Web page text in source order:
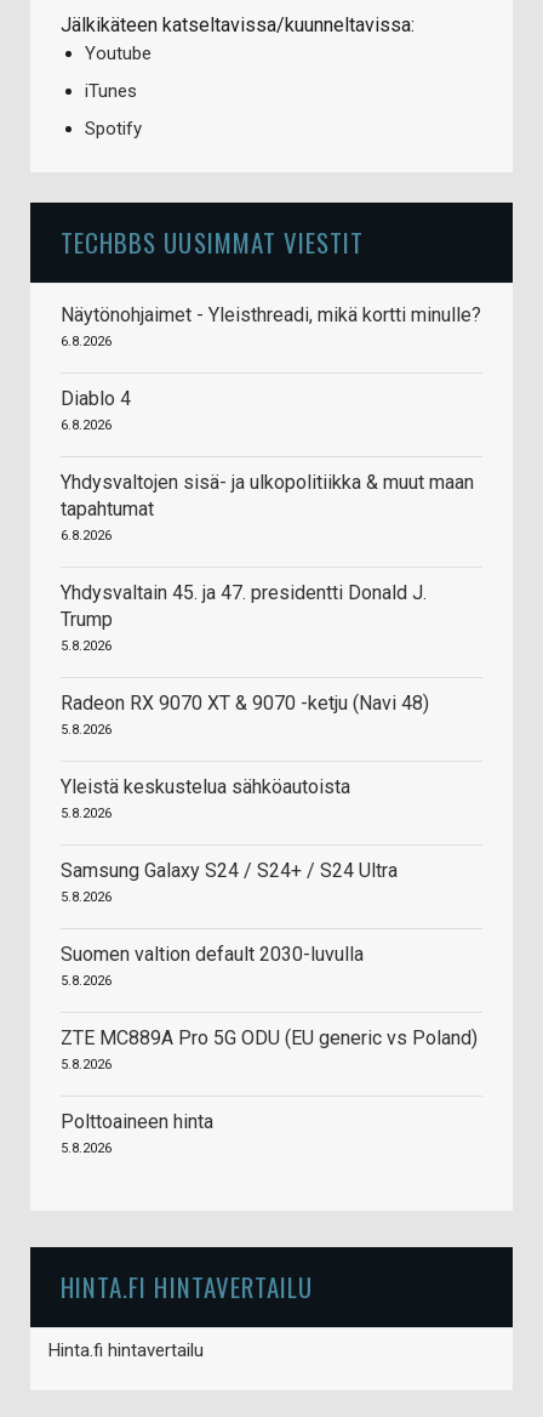
Jälkikäteen katseltavissa/kuunneltavissa:
Youtube
iTunes
Spotify
TECHBBS UUSIMMAT VIESTIT
Näytönohjaimet - Yleisthreadi, mikä kortti minulle?
6.8.2026
Diablo 4
6.8.2026
Yhdysvaltojen sisä- ja ulkopolitiikka & muut maan
tapahtumat
6.8.2026
Yhdysvaltain 45. ja 47. presidentti Donald J.
Trump
5.8.2026
Radeon RX 9070 XT & 9070 -ketju (Navi 48)
5.8.2026
Yleistä keskustelua sähköautoista
5.8.2026
Samsung Galaxy S24 / S24+ / S24 Ultra
5.8.2026
Suomen valtion default 2030-luvulla
5.8.2026
ZTE MC889A Pro 5G ODU (EU generic vs Poland)
5.8.2026
Polttoaineen hinta
5.8.2026
HINTA.FI HINTAVERTAILU
Hinta.fi hintavertailu